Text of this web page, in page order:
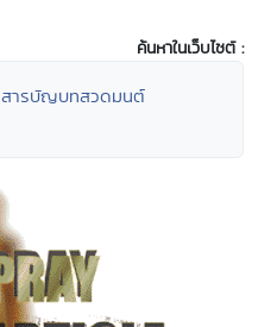
ค้นหาในเว็บไซต์ :
สารบัญบทสวดมนต์